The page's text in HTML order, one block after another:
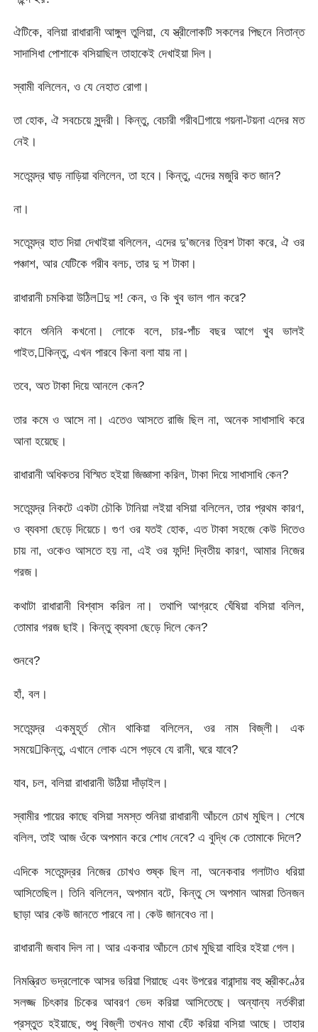
ঐটিকে, বলিয়া রাধারানী আঙ্গুল তুলিয়া, যে স্ত্রীলোকটি সকলের পিছনে নিতান্ত
সাদাসিধা পোশাকে বসিয়াছিল তাহাকেই দেখাইয়া দিল।
স্বামী বলিলেন, ও যে নেহাত রোগা।
তা হোক, ঐ সবচেয়ে সুন্দরী। কিন্তু, বেচারী গরীবগায়ে গয়না-টয়না এদের মত
নেই।
সত্যেন্দ্র ঘাড় নাড়িয়া বলিলেন, তা হবে। কিন্তু, এদের মজুরি কত জান?
না।
সত্যেন্দ্র হাত দিয়া দেখাইয়া বলিলেন, এদের দু’জনের ত্রিশ টাকা করে, ঐ ওর
পঞ্চাশ, আর যেটিকে গরীব বলচ, তার দু শ টাকা।
রাধারানী চমকিয়া উঠিলদু শ! কেন, ও কি খুব ভাল গান করে?
কানে শুনিনি কখনো। লোকে বলে, চার-পাঁচ বছর আগে খুব ভালই
গাইত,কিন্তু, এখন পারবে কিনা বলা যায় না।
তবে, অত টাকা দিয়ে আনলে কেন?
তার কমে ও আসে না। এতেও আসতে রাজি ছিল না, অনেক সাধাসাধি করে
আনা হয়েছে।
রাধারানী অধিকতর বিস্মিত হইয়া জিজ্ঞাসা করিল, টাকা দিয়ে সাধাসাধি কেন?
সত্যেন্দ্র নিকটে একটা চৌকি টানিয়া লইয়া বসিয়া বলিলেন, তার প্রথম কারণ,
ও ব্যবসা ছেড়ে দিয়েচে। গুণ ওর যতই হোক, এত টাকা সহজে কেউ দিতেও
চায় না, ওকেও আসতে হয় না, এই ওর ফন্দি! দ্বিতীয় কারণ, আমার নিজের
গরজ।
কথাটা রাধারানী বিশ্বাস করিল না। তথাপি আগ্রহে ঘেঁষিয়া বসিয়া বলিল,
তোমার গরজ ছাই। কিন্তু ব্যবসা ছেড়ে দিলে কেন?
শুনবে?
হাঁ, বল।
সত্যেন্দ্র একমুহূর্ত মৌন থাকিয়া বলিলেন, ওর নাম বিজ্‌লী। এক
সময়েকিন্তু, এখানে লোক এসে পড়বে যে রানী, ঘরে যাবে?
যাব, চল, বলিয়া রাধারানী উঠিয়া দাঁড়াইল।
স্বামীর পায়ের কাছে বসিয়া সমস্ত শুনিয়া রাধারানী আঁচলে চোখ মুছিল। শেষে
বলিল, তাই আজ ওঁকে অপমান করে শোধ নেবে? এ বুদ্ধি কে তোমাকে দিলে?
এদিকে সত্যেন্দ্রর নিজের চোখও শুষ্ক ছিল না, অনেকবার গলাটাও ধরিয়া
আসিতেছিল। তিনি বলিলেন, অপমান বটে, কিন্তু সে অপমান আমরা তিনজন
ছাড়া আর কেউ জানতে পারবে না। কেউ জানবেও না।
রাধারানী জবাব দিল না। আর একবার আঁচলে চোখ মুছিয়া বাহির হইয়া গেল।
নিমন্ত্রিত ভদ্রলোকে আসর ভরিয়া গিয়াছে এবং উপরের বারান্দায় বহু স্ত্রীকণ্ঠের
সলজ্জ চিৎকার চিকের আবরণ ভেদ করিয়া আসিতেছে। অন্যান্য নর্তকীরা
প্রস্তুত হইয়াছে, শুধু বিজ্‌লী তখনও মাথা হেঁট করিয়া বসিয়া আছে। তাহার